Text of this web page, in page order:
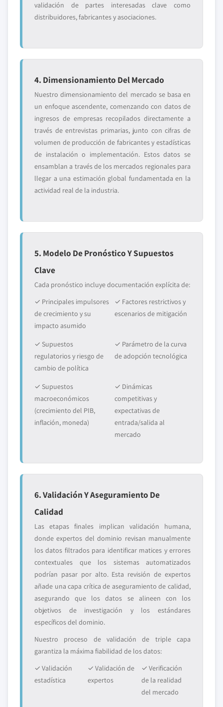
validación de partes interesadas clave como
distribuidores, fabricantes y asociaciones.
4. Dimensionamiento Del Mercado
Nuestro dimensionamiento del mercado se basa en
un enfoque ascendente, comenzando con datos de
ingresos de empresas recopilados directamente a
través de entrevistas primarias, junto con cifras de
volumen de producción de fabricantes y estadísticas
de instalación o implementación. Estos datos se
ensamblan a través de los mercados regionales para
llegar a una estimación global fundamentada en la
actividad real de la industria.
5. Modelo De Pronóstico Y Supuestos
Clave
Cada pronóstico incluye documentación explícita de:
✓ Principales impulsores
de crecimiento y su
impacto asumido
✓ Factores restrictivos y
escenarios de mitigación
✓ Supuestos
regulatorios y riesgo de
cambio de política
✓ Parámetro de la curva
de adopción tecnológica
✓ Supuestos
macroeconómicos
(crecimiento del PIB,
inflación, moneda)
✓ Dinámicas
competitivas y
expectativas de
entrada/salida al
mercado
6. Validación Y Aseguramiento De
Calidad
Las etapas finales implican validación humana,
donde expertos del dominio revisan manualmente
los datos filtrados para identificar matices y errores
contextuales que los sistemas automatizados
podrían pasar por alto. Esta revisión de expertos
añade una capa crítica de aseguramiento de calidad,
asegurando que los datos se alineen con los
objetivos de investigación y los estándares
específicos del dominio.
Nuestro proceso de validación de triple capa
garantiza la máxima fiabilidad de los datos:
✓ Validación
estadística
✓ Validación de
expertos
✓ Verificación
de la realidad
del mercado